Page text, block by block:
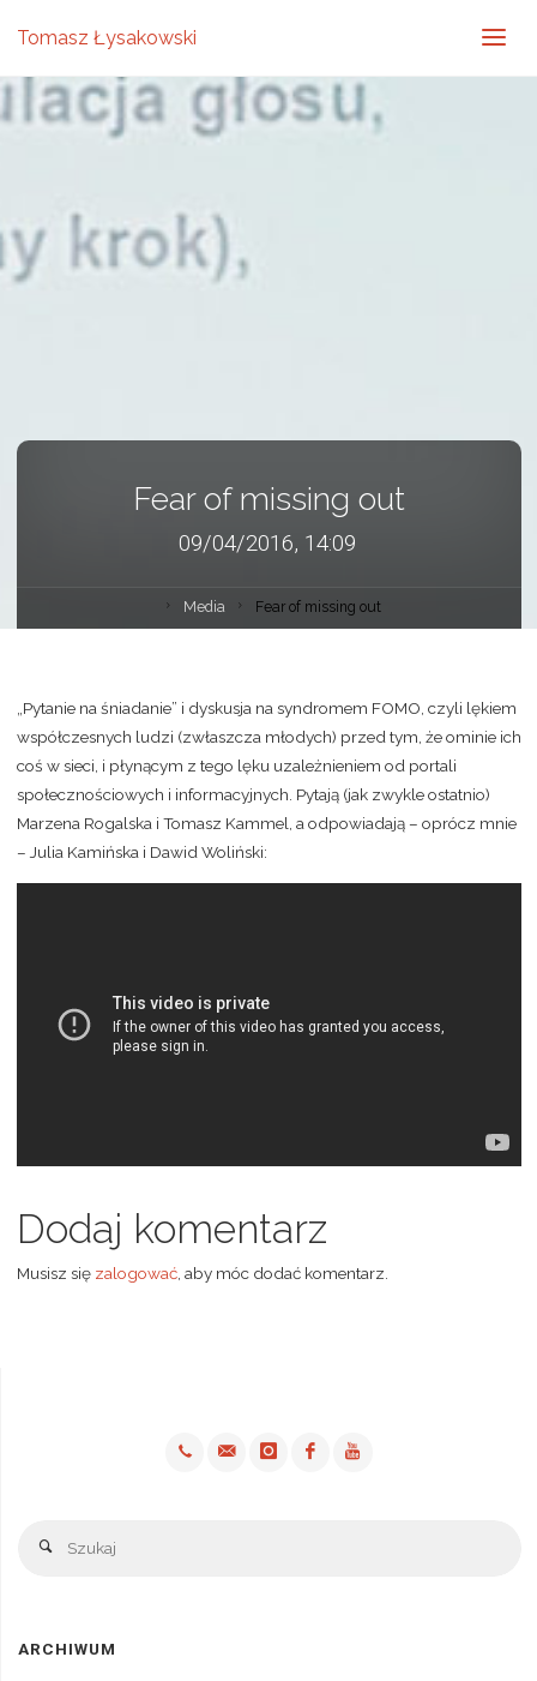
Tomasz Łysakowski
Fear of missing out
09/04/2016, 14:09
Media Fear of missing out
„Pytanie na śniadanie” i dyskusja na syndromem FOMO, czyli lękiem
współczesnych ludzi (zwłaszcza młodych) przed tym, że ominie ich
coś w sieci, i płynącym z tego lęku uzależnieniem od portali
społecznościowych i informacyjnych. Pytają (jak zwykle ostatnio)
Marzena Rogalska i Tomasz Kammel, a odpowiadają – oprócz mnie
– Julia Kamińska i Dawid Woliński:
Dodaj komentarz
Musisz się zalogować, aby móc dodać komentarz.
Szukaj
ARCHIWUM